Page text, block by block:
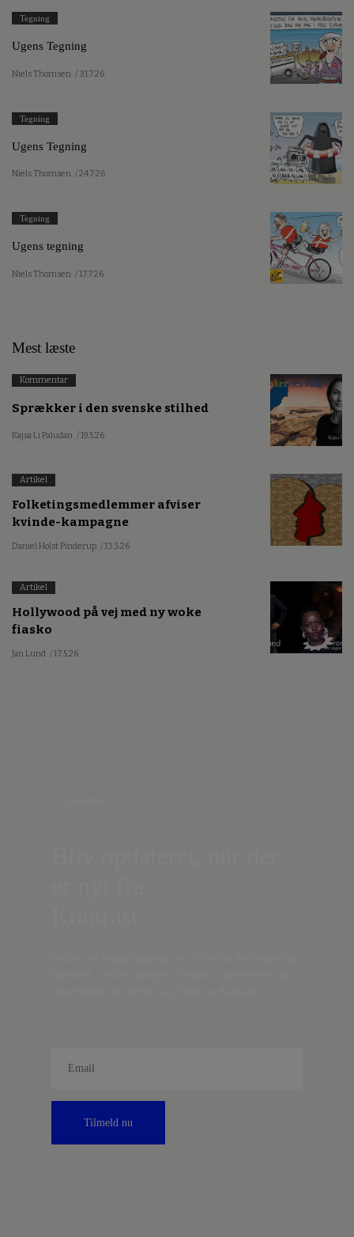
Tegning
Ugens Tegning
Niels Thomsen / 31.7.26
Tegning
Ugens Tegning
Niels Thomsen / 24.7.26
Tegning
Ugens tegning
Niels Thomsen / 17.7.26
Mest læste
Kommentar
Sprækker i den svenske stilhed
Kajsa Li Paludan / 19.5.26
Artikel
Folketingsmedlemmer afviser
kvinde-kampagne
Daniel Holst Pinderup / 13.5.26
Artikel
Hollywood på vej med ny woke
fiasko
Jan Lund / 17.5.26
Tilmeld nu